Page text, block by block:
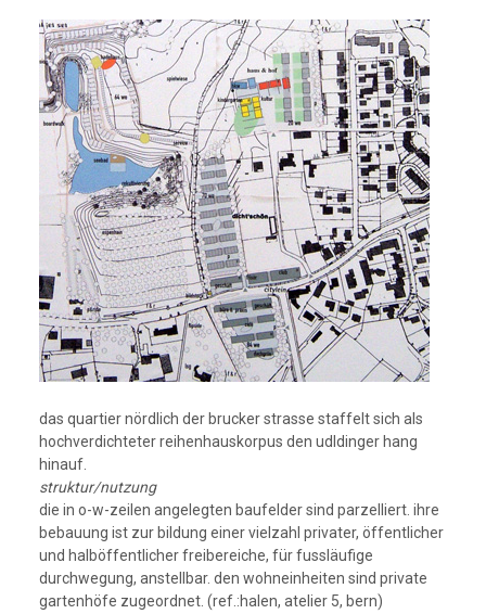
das quartier nördlich der brucker strasse staffelt sich als
hochverdichteter reihenhauskorpus den udldinger hang
hinauf.
struktur/nutzung
die in o-w-zeilen angelegten baufelder sind parzelliert. ihre
bebauung ist zur bildung einer vielzahl privater, öffentlicher
und halböffentlicher freibereiche, für fussläufige
durchwegung, anstellbar. den wohneinheiten sind private
gartenhöfe zugeordnet. (ref.:halen, atelier 5, bern)